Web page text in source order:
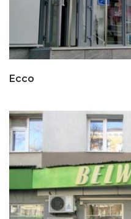
Ecco